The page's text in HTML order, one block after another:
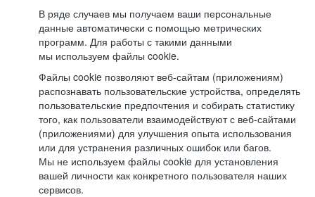
В ряде случаев мы получаем ваши персональные
данные автоматически с помощью метрических
программ. Для работы с такими данными
мы используем файлы cookie.
Файлы cookie позволяют веб-сайтам (приложениям)
распознавать пользовательские устройства, определять
пользовательские предпочтения и собирать статистику
того, как пользователи взаимодействуют с веб-сайтами
(приложениями) для улучшения опыта использования
или для устранения различных ошибок или багов.
Мы не используем файлы cookie для установления
вашей личности как конкретного пользователя наших
сервисов.